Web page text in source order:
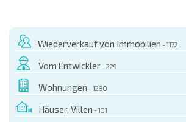
Wiederverkauf von Immobilien - 1172
Vom Entwickler - 229
Wohnungen - 1280
Häuser, Villen - 101